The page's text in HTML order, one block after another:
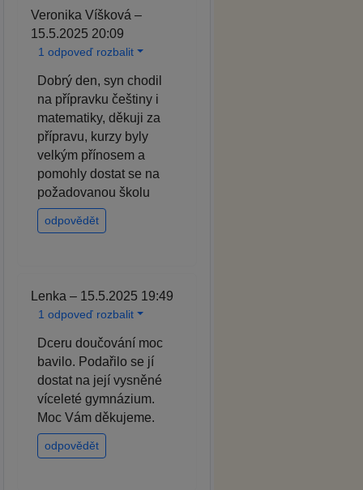
Veronika Víšková –
15.5.2025 20:09
1 odpoveď rozbalit
Dobrý den, syn chodil
na přípravku češtiny i
matematiky, děkuji za
přípravu, kurzy byly
velkým přínosem a
pomohly dostat se na
požadovanou školu
odpovědět
Lenka – 15.5.2025 19:49
1 odpoveď rozbalit
Dceru doučování moc
bavilo. Podařilo se jí
dostat na její vysněné
víceleté gymnázium.
Moc Vám děkujeme.
odpovědět